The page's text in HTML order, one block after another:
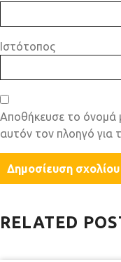
Ιστότοπος
Αποθήκευσε το όνομά
αυτόν τον πλοηγό για
RELATED